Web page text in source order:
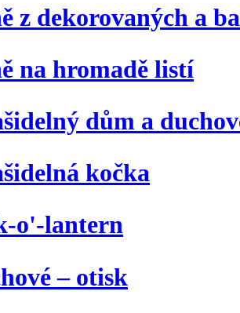
z dekorovaných a
na hromadě listí
dům a
kočka
o'-lantern
– otisk